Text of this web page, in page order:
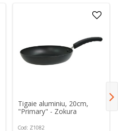
Tigaie aluminiu, 20cm,
"Primary" - Zokura
Cod: Z1082